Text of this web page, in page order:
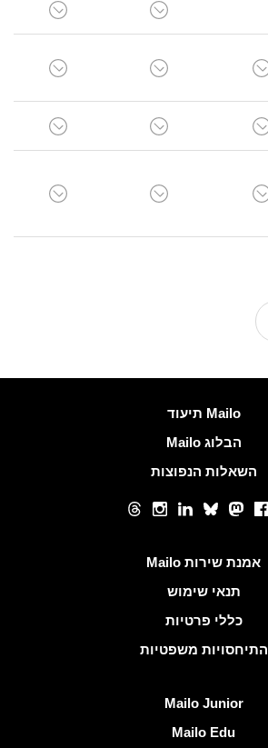
Mailo תיעוד
הבלוג Mailo
השאלות הנפוצות
Facebook
Mastodon
Bluesky
LinkedIn
Instagram
Threads
אמנת שירות Mailo
תנאי שימוש
כללי פרטיות
התיחסויות משפטיות
Mailo Junior
Mailo Edu